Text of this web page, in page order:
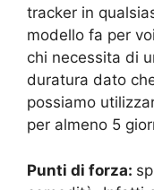
tracker in
modello fa per
chi necessita di
duratura dato
possiamo
per almeno 5
Punti di forza: